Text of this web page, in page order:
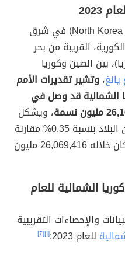
تقع كوريا الشمالية (بالإنجليزية: North Korea) في شرق
القريبة من بحر
بين الصين وكوريا
،وتشير تقديرات الأمم
الشمالية قد وصل في
، ويشكل
هذا الرقم زيادة في أعداد سكان البلاد بنسبة 0.35% مقارنة
بالعام 2022، الذي بلغ عدد السكان خلاله 26,069,416 مليون
الشمالية للعام
والإحصاءات التقريبية
للعام 2023: [١] [٢]